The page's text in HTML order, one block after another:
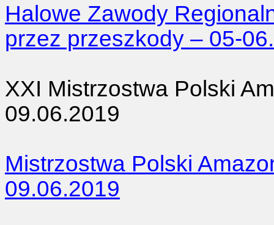
Halowe Zawody
przez przeszkody – 05-
XXI Mistrzostwa Polski
09.06.2019
Mistrzostwa Polski
09.06.2019